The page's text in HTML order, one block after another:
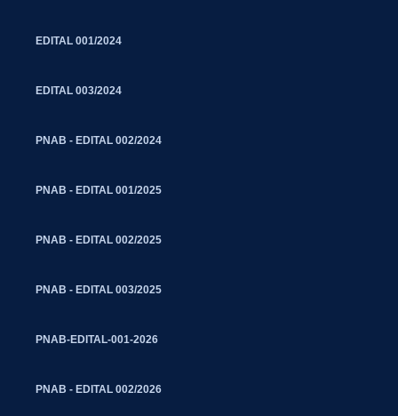
EDITAL 001/2024
EDITAL 003/2024
PNAB - EDITAL 002/2024
PNAB - EDITAL 001/2025
PNAB - EDITAL 002/2025
PNAB - EDITAL 003/2025
PNAB-EDITAL-001-2026
PNAB - EDITAL 002/2026